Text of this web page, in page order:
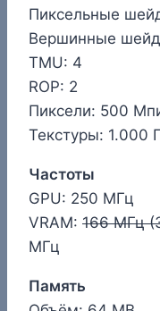
Пиксельные
Вершинные
TMU: 4
ROP: 2
Пиксели: 500
Текстуры: 1.000
Частоты
GPU: 250 МГц
VRAM: 166 МГц
МГц
Память